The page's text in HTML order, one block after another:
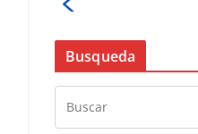
Busqueda